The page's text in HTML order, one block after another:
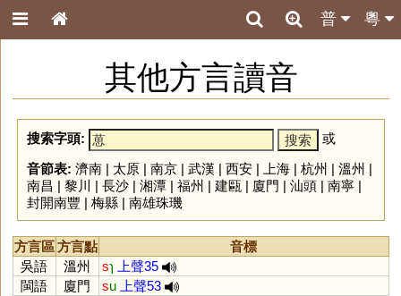
粵
普
其他方言讀音
搜索字頭:
或
音節表: 濟南| 太原| 南京| 武漢 | 西安| 上海| 杭州 | 溫州 |
南昌 | 黎川 | 長沙| 湘潭| 福州 | 建甌 | 廈門 | 汕頭| 南寧|
封開南豐 | 梅縣| 南雄珠璣
方言區方言點
音標
吳語
溫州 sɿ
上聲35
閩語
廈門 su 上聲53